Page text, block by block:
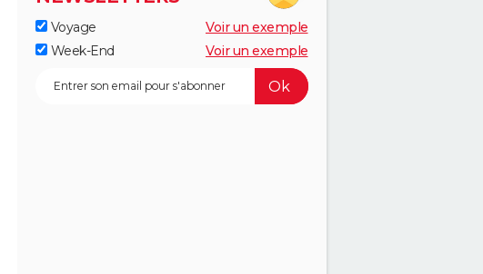
Voyage
Voir un exemple
Week-End
Voir un exemple